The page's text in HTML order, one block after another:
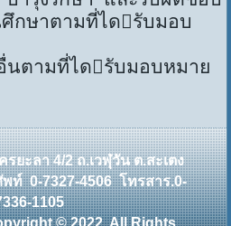
กษาตามที่ไดรับมอบ
ามที่ไดรับมอบหมาย
รยะลา 4/2 ถ.เวฬุวัน ต.สะเตง
พท์ 0-7327-4506 โทรสาร.0-
1105
© 2022. All Rights